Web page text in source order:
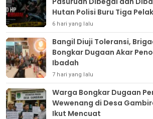
Hutan Polisi Buru Tiga
6 hari yang lalu
Bangil Diuji Toleransi,
Bongkar Dugaan Akar
Ibadah
7 hari yang lalu
Warga Bongkar Dugaan
Wewenang di Desa
Ikut Mencuat